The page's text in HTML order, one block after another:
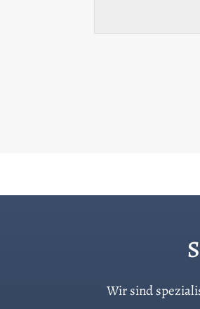
Wir sind